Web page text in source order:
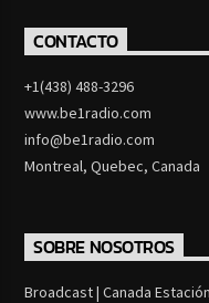
CONTACTO
+1(438) 488-3296
www.be1radio.com
info@be1radio.com
Montreal, Quebec, Canada
SOBRE NOSOTROS
Broadcast | Canada